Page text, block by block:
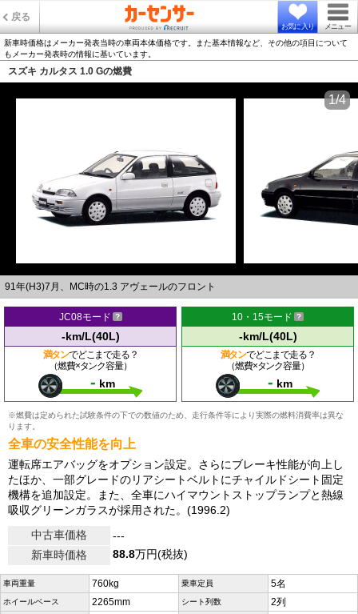
戻る
お気に入り メニュー
新車時価格はメーカー発表当時の車両本体価格です。また基本情報など、その他の項目について
もメーカー発表時の情報に基いています。
スズキ カルタス 1.0 Gの燃費
91年(H3)7月、MC時の1.3 アヴェールのフロント
1/4
JC08モード
-km/L(40L)
満タンでどこまで走る？
（燃費×タンク容量）
- km
10・15モード
-km/L(40L)
満タンでどこまで走る？
（燃費×タンク容量）
- km
※燃費は定められた試験条件の下での数値のため、走行条件等により実際の燃料消費率は異な
ります。
全車の安全性能を向上
運転席エアバッグをオプション設定。さらにブレーキ性能が向上し
たほか、一部グレードのリアシートベルトにチャイルドシート固定
機構を追加設定。また、全車にハイマウントストップランプと熱線
吸収グリーンガラスが採用された。(1996.2)
中古車価格
---
新車時価格
88.8万円(税抜)
車両重量 760kg 乗車定員 5名
ホイールベース 2265mm シート列数 2列